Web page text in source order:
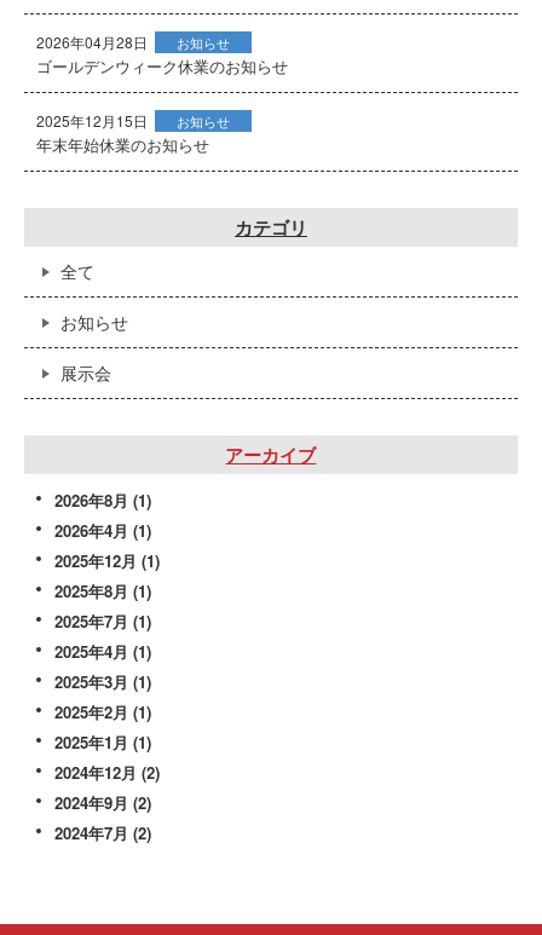
2026年04月28日 お知らせ
ゴールデンウィーク休業のお知らせ
2025年12月15日 お知らせ
年末年始休業のお知らせ
カテゴリ
全て
お知らせ
展示会
アーカイブ
2026年8月 (1)
2026年4月 (1)
2025年12月 (1)
2025年8月 (1)
2025年7月 (1)
2025年4月 (1)
2025年3月 (1)
2025年2月 (1)
2025年1月 (1)
2024年12月 (2)
2024年9月 (2)
2024年7月 (2)